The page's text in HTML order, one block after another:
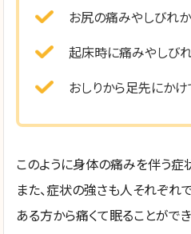
お尻の痛みやしびれ
起床時に痛みやしび
おしりから足先にか
このように身体の痛みを伴う症
また、症状の強さも人それぞれ
ある方から痛くて眠ることがで